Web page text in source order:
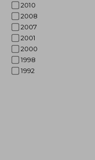
2010
2008
2007
2001
2000
1998
1992